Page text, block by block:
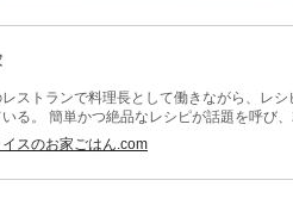
ストランで料理長として働きながら、レ
る。 簡単かつ絶品なレシピが話題を呼び
お家ごはんの教科書 』を出版。
イスのお家ごはん.com